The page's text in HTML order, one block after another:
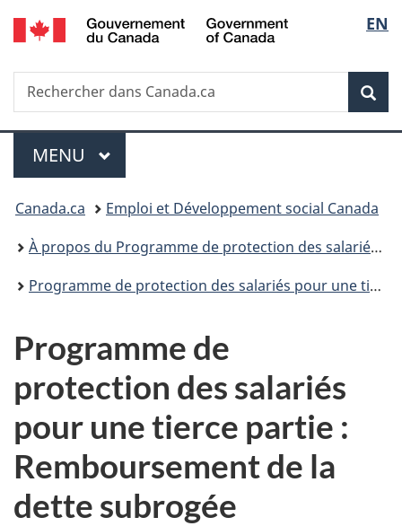
Passer
au
principal
Passer
à
Au
du
Passer
à
version
simplifiée
de
la
EN
Recherche
Rechercher
dans
Menu
MENU PRINCIPAL
Vous
êtes
ici :
Canada.ca
Emploi et Développement social Canada
À propos du Programme de protection des salariés (PPS)
Programme de protection des salariés pour une tierce partie : Aperçu
Programme de
protection des salariés
pour une tierce partie :
Remboursement de la
dette subrogée